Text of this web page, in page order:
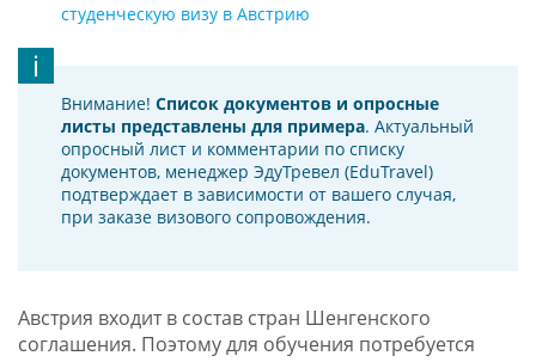
студенческую визу в Австрию
Внимание! Список документов и опросные
листы представлены для примера. Актуальный
опросный лист и комментарии по списку
документов, менеджер ЭдуТревел (EduTravel)
подтверждает в зависимости от вашего случая,
при заказе визового сопровождения.
Австрия входит в состав стран Шенгенского
соглашения. Поэтому для обучения потребуется